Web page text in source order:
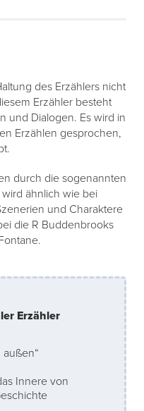
des Erzählers nicht
Erzähler besteht
und Dialogen. Es wird in
Erzählen gesprochen,
durch die sogenannten
ähnlich wie bei
und Charaktere
die R Buddenbrooks
Erzähler
Innere von